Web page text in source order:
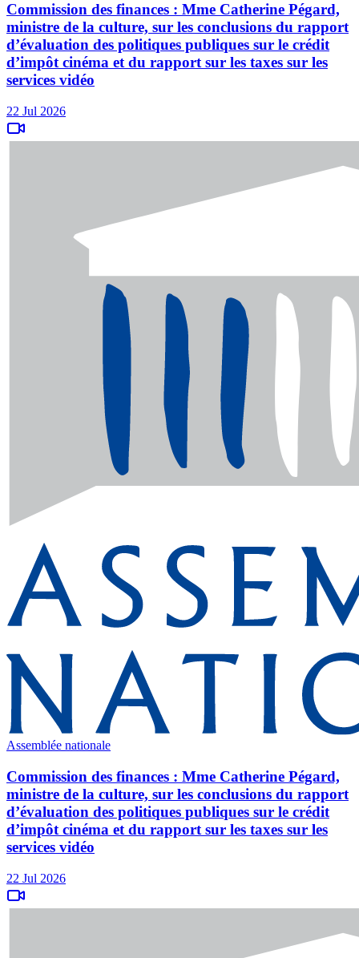
Commission des finances : Mme Catherine Pégard,
ministre de la culture, sur les conclusions du rapport
d’évaluation des politiques publiques sur le crédit
d’impôt cinéma et du rapport sur les taxes sur les
services vidéo
22 Jul 2026
Assemblée nationale
Commission des finances : Mme Catherine Pégard,
ministre de la culture, sur les conclusions du rapport
d’évaluation des politiques publiques sur le crédit
d’impôt cinéma et du rapport sur les taxes sur les
services vidéo
22 Jul 2026